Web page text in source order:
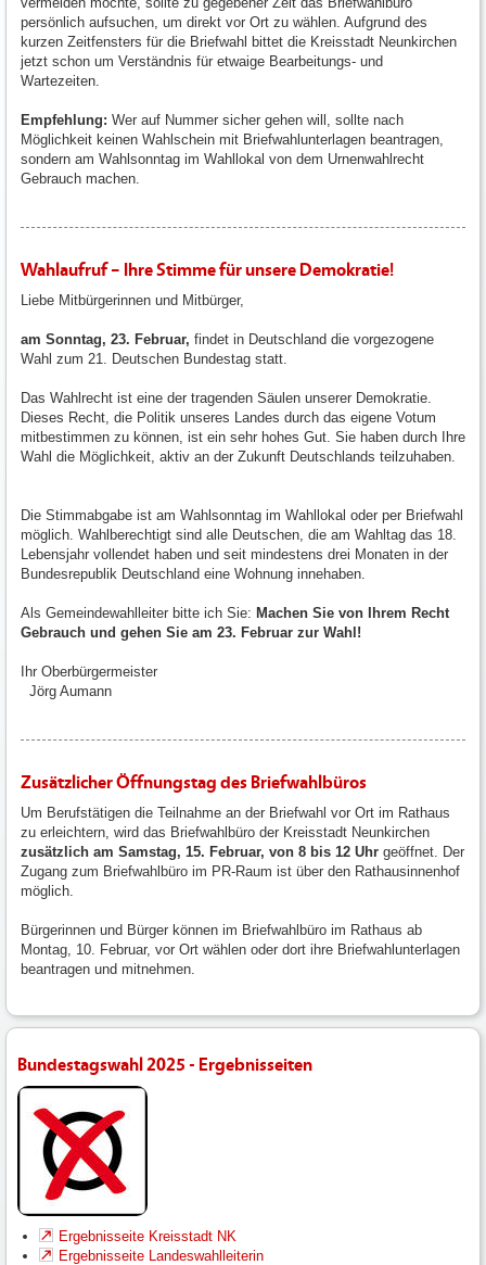
persönlich aufsuchen, um direkt vor Ort zu wählen. Aufgrund des
kurzen Zeitfensters für die Briefwahl bittet die Kreisstadt Neunkirchen
jetzt schon um Verständnis für etwaige Bearbeitungs- und
Wartezeiten.
Empfehlung: Wer auf Nummer sicher gehen will, sollte nach
Möglichkeit keinen Wahlschein mit Briefwahlunterlagen beantragen,
sondern am Wahlsonntag im Wahllokal von dem Urnenwahlrecht
Gebrauch machen.
Wahlaufruf – Ihre Stimme für unsere Demokratie!
Liebe Mitbürgerinnen und Mitbürger,
am Sonntag, 23. Februar, findet in Deutschland die vorgezogene
Wahl zum 21. Deutschen Bundestag statt.
Das Wahlrecht ist eine der tragenden Säulen unserer Demokratie.
Dieses Recht, die Politik unseres Landes durch das eigene Votum
mitbestimmen zu können, ist ein sehr hohes Gut. Sie haben durch Ihre
Wahl die Möglichkeit, aktiv an der Zukunft Deutschlands teilzuhaben.
Die Stimmabgabe ist am Wahlsonntag im Wahllokal oder per Briefwahl
möglich. Wahlberechtigt sind alle Deutschen, die am Wahltag das 18.
Lebensjahr vollendet haben und seit mindestens drei Monaten in der
Bundesrepublik Deutschland eine Wohnung innehaben.
Als Gemeindewahlleiter bitte ich Sie: Machen Sie von Ihrem Recht
Gebrauch und gehen Sie am 23. Februar zur Wahl!
Ihr Oberbürgermeister
Jörg Aumann
Zusätzlicher Öffnungstag des Briefwahlbüros
Um Berufstätigen die Teilnahme an der Briefwahl vor Ort im Rathaus
zu erleichtern, wird das Briefwahlbüro der Kreisstadt Neunkirchen
zusätzlich am Samstag, 15. Februar, von 8 bis 12 Uhr geöffnet. Der
Zugang zum Briefwahlbüro im PR-Raum ist über den Rathausinnenhof
möglich.
Bürgerinnen und Bürger können im Briefwahlbüro im Rathaus ab
Montag, 10. Februar, vor Ort wählen oder dort ihre Briefwahlunterlagen
beantragen und mitnehmen.
Bundestagswahl 2025 - Ergebnisseiten
Ergebnisseite Kreisstadt NK
Ergebnisseite Landeswahlleiterin